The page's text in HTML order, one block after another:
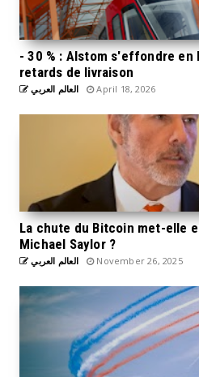
- 30 % : Alstom s'effondre en
retards de livraison
العالم العربي April 18, 2026
La chute du Bitcoin met-elle
Michael Saylor ?
العالم العربي November 26, 2025